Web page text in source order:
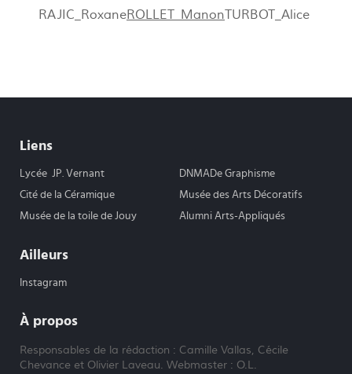
RAJIC_RoxaneROLLET_ManonTURBOT_Alice
Liens
Lycée JP. Vernant
DNMADe Graphisme
Cité de la Céramique
Musée des Arts Décoratifs
Musée de la toile de Jouy
Alumni Arts-Appliqués
Ailleurs
Instagram
À propos
Responsables de la rédaction : Camille Vallas, Cécile
Chevance et Olivier Laveau. Webmaster : O.L.